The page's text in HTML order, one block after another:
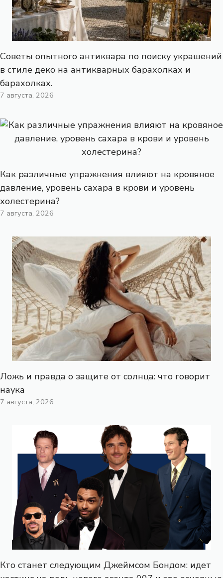
Советы опытного антиквара по поиску украшений
в стиле деко на антикварных барахолках и
барахолках.
7 августа, 2026
Как различные упражнения влияют на кровяное
давление, уровень сахара в крови и уровень
холестерина?
7 августа, 2026
Ложь и правда о защите от солнца: что говорит
наука
7 августа, 2026
Кто станет следующим Джеймсом Бондом: идет